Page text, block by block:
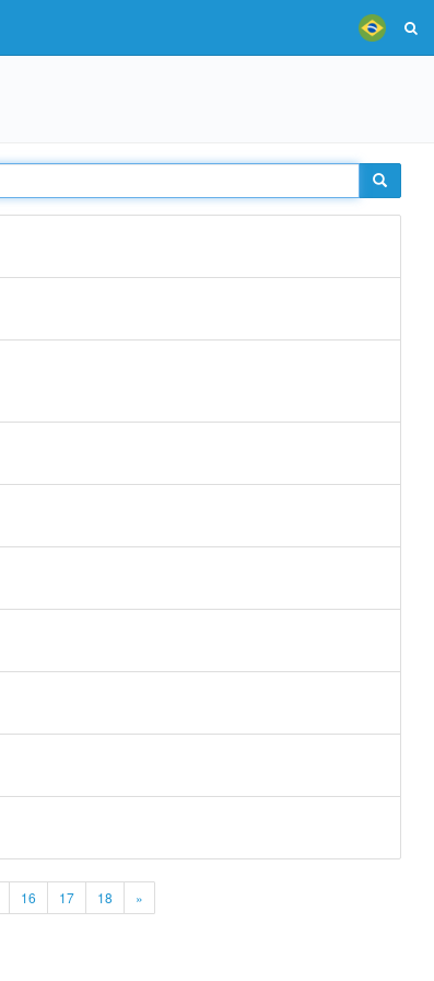
16 17 18 »